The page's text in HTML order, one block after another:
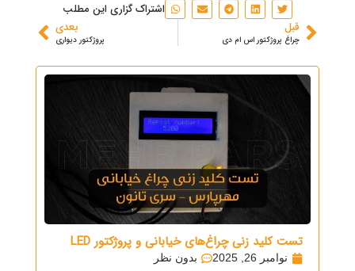
اشتراک گزاری این مطلب
قبل
چراغ پروژکتور اس ام دی
بعدی
پروژکتور دیواری
تست کلید زنی چراغ‌های خیابانی و پروژکتور LED
نوامبر 26, 2025 بدون نظر